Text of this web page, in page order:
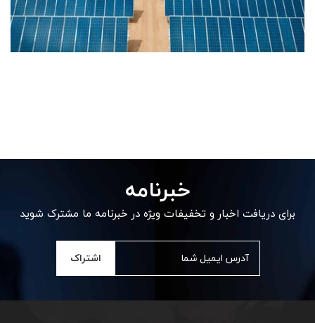
خبرنامه
برای دریافت اخبار و تخفیفات ویژه در خبرنامه ما مشترک شوید
اشتراک